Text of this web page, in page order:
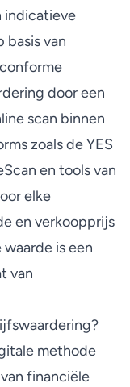
indicatieve
basis van
door een
scan binnen
zoals de YES
en tools van
elke
en verkoopprijs
is een
van
methode
financiële